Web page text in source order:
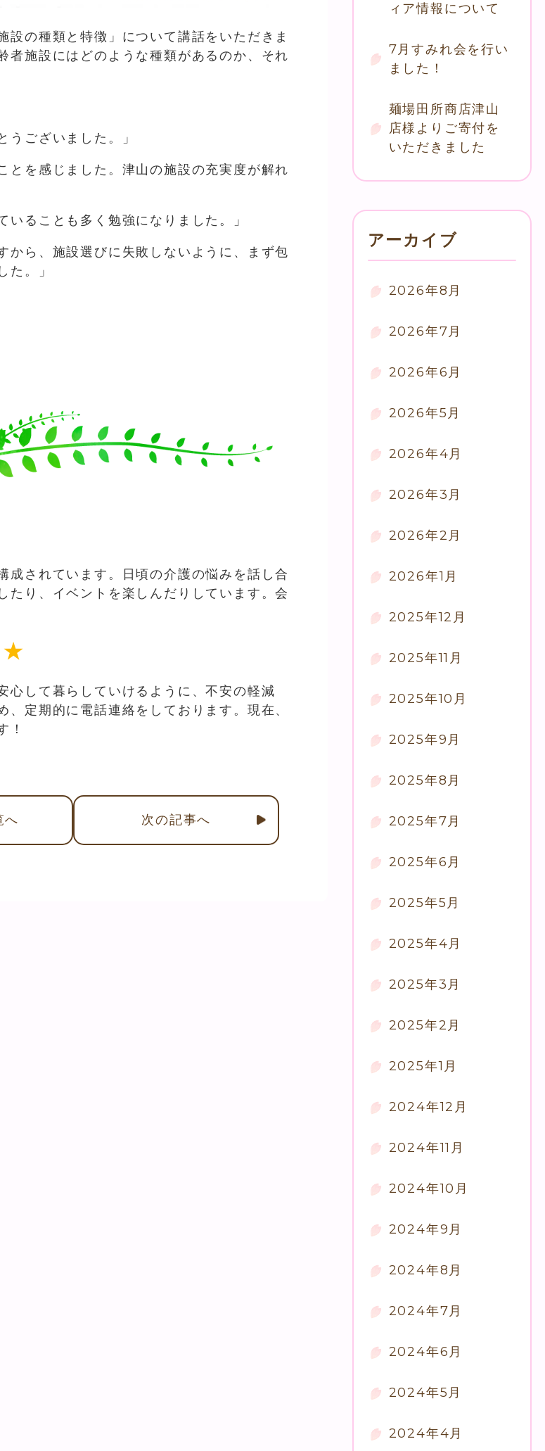
の種類と特徴」について講話をいただきま
者施設にはどのような種類があるのか、それ
うございました。」
とを感じました。津山の施設の充実度が解れ
いることも多く勉強になりました。」
から、施設選びに失敗しないように、まず包
た。」
成されています。日頃の介護の悩みを話し合
たり、イベントを楽しんだりしています。会
★
心して暮らしていけるように、不安の軽減
定期的に電話連絡をしております。現在、
！
へ 次の記事へ
ィア情報について
7月すみれ会を行い
ました！
麺場田所商店津山
店様よりご寄付を
いただきました
アーカイブ
2026年8月
2026年7月
2026年6月
2026年5月
2026年4月
2026年3月
2026年2月
2026年1月
2025年12月
2025年11月
2025年10月
2025年9月
2025年8月
2025年7月
2025年6月
2025年5月
2025年4月
2025年3月
2025年2月
2025年1月
2024年12月
2024年11月
2024年10月
2024年9月
2024年8月
2024年7月
2024年6月
2024年5月
2024年4月